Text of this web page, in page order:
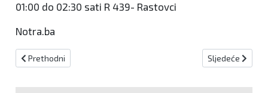
01:00 do 02:30 sati R 439- Rastovci
Notra.ba
Prethodni članak: BiHAMK: Pojačan intenzitet prometa, vozači
Prethodni Sljedeći članak:
Sljedeće